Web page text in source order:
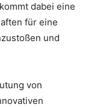
dabei eine
für eine
und
von